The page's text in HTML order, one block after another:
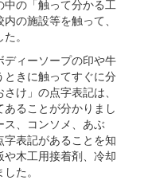
の「触って分かる工
の施設等を触って、
。
ィーソープの印や牛
きに触ってすぐに分
け」の点字表記は、
ることが分かりまし
、コンソメ、あぶ
表記があることを知
や木工用接着剤、冷却
た。